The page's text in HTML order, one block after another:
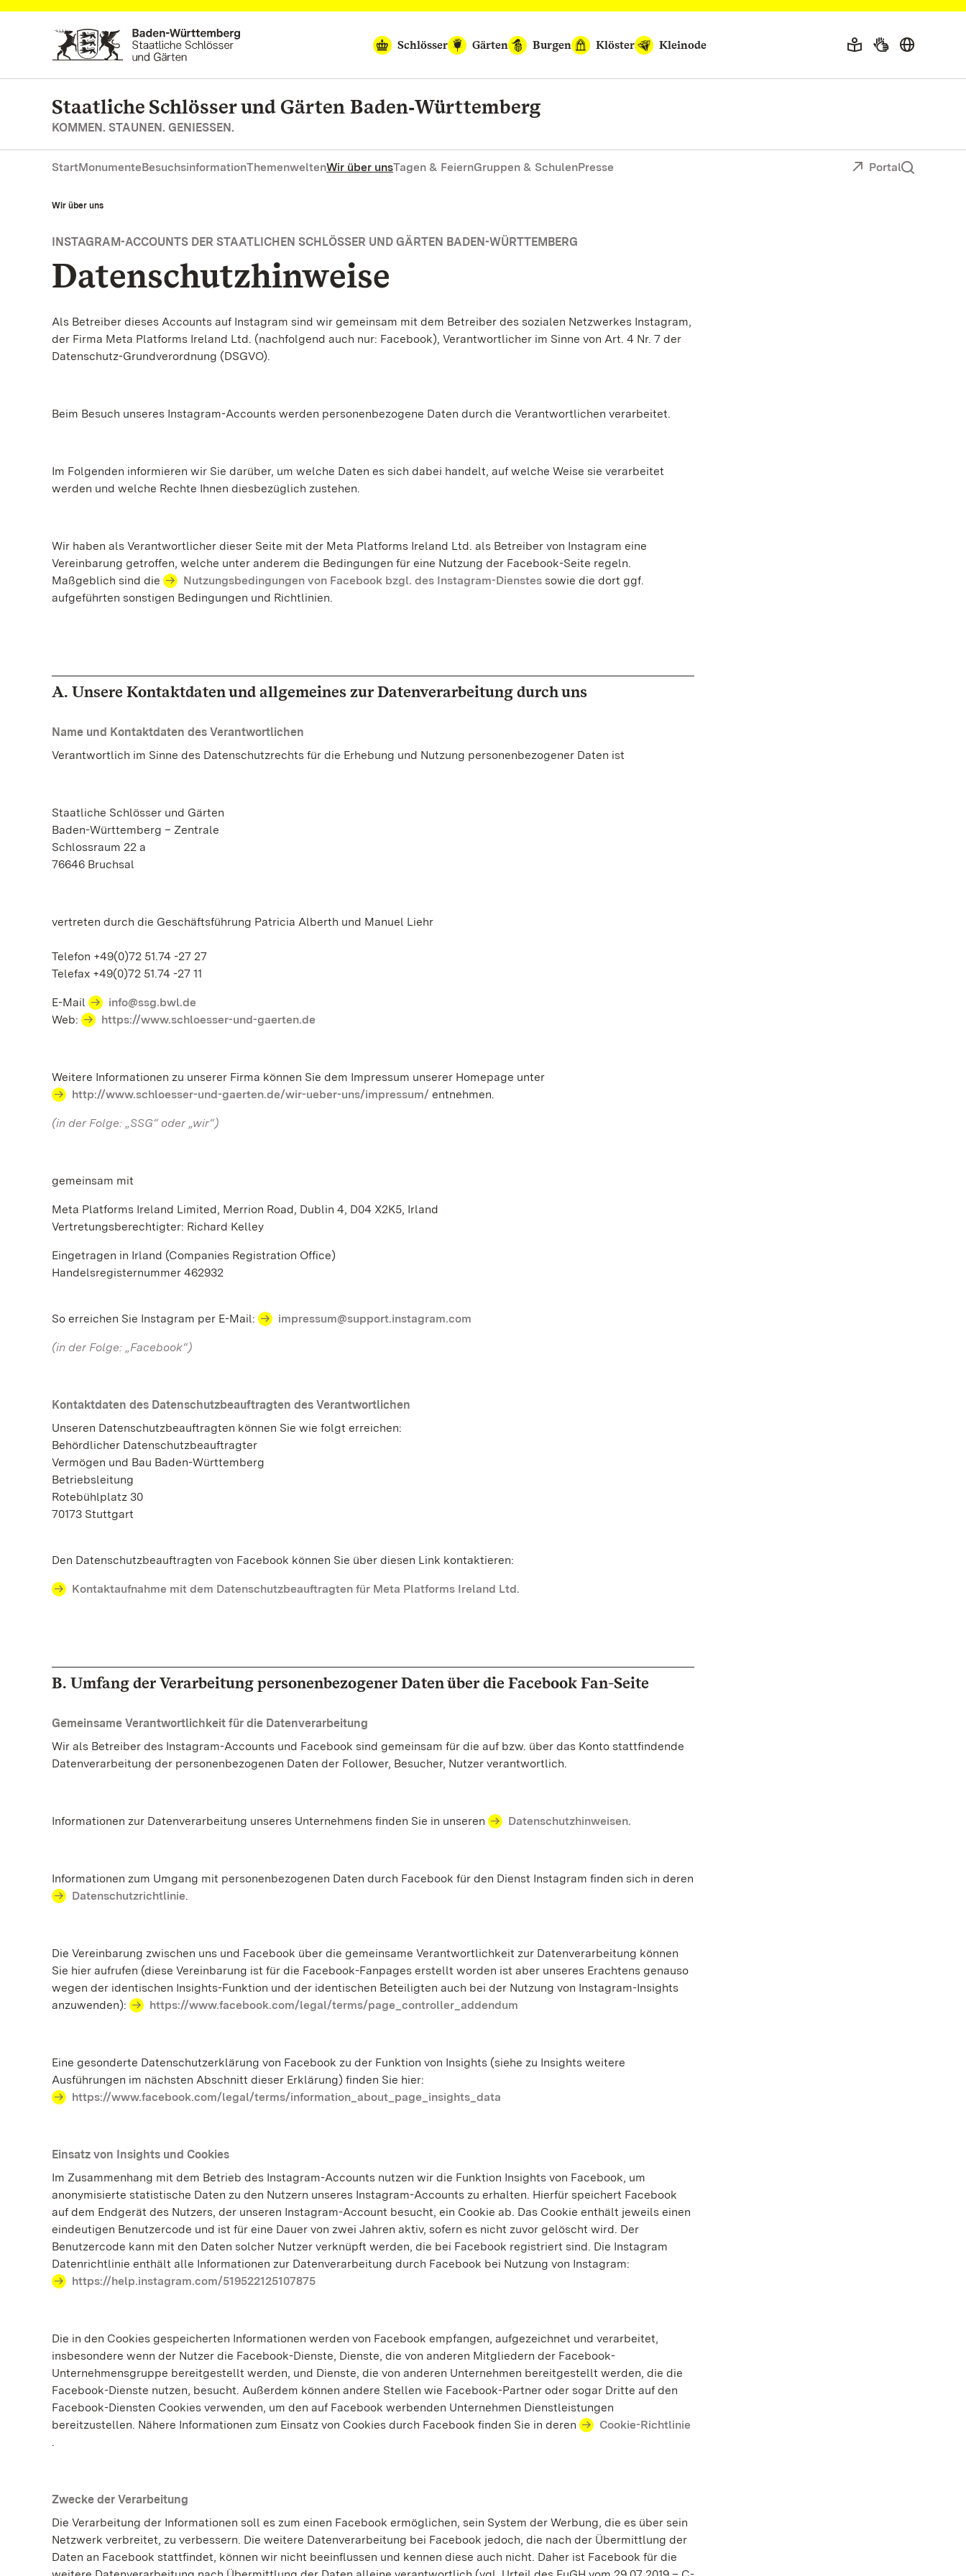
Zum Hauptinhalt springen
Schlösser
Gärten Burgen Klöster Kleinode
Staatliche Schlösser und Gärten Baden‑Württemberg
KOMMEN. STAUNEN. GENIESSEN.
StartMonumenteBesuchsinformationThemenweltenWir über unsTagen & FeiernGruppen & SchulenPresse Portal
Wir über uns
INSTAGRAM-ACCOUNTS DER STAATLICHEN SCHLÖSSER UND GÄRTEN BADEN-WÜRTTEMBERG
Datenschutzhinweise
Als Betreiber dieses Accounts auf Instagram sind wir gemeinsam mit dem Betreiber des sozialen Netzwerkes Instagram,
der Firma Meta Platforms Ireland Ltd. (nachfolgend auch nur: Facebook), Verantwortlicher im Sinne von Art. 4 Nr. 7 der
Datenschutz-Grundverordnung (DSGVO).
Beim Besuch unseres Instagram-Accounts werden personenbezogene Daten durch die Verantwortlichen verarbeitet.
Im Folgenden informieren wir Sie darüber, um welche Daten es sich dabei handelt, auf welche Weise sie verarbeitet
werden und welche Rechte Ihnen diesbezüglich zustehen.
Wir haben als Verantwortlicher dieser Seite mit der Meta Platforms Ireland Ltd. als Betreiber von Instagram eine
Vereinbarung getroffen, welche unter anderem die Bedingungen für eine Nutzung der Facebook-Seite regeln.
Maßgeblich sind die
Nutzungsbedingungen von Facebook bzgl. des Instagram-Dienstes sowie die dort ggf.
aufgeführten sonstigen Bedingungen und Richtlinien.
A. Unsere Kontaktdaten und allgemeines zur Datenverarbeitung durch uns
Name und Kontaktdaten des Verantwortlichen
Verantwortlich im Sinne des Datenschutzrechts für die Erhebung und Nutzung personenbezogener Daten ist
Staatliche Schlösser und Gärten
Baden-Württemberg – Zentrale
Schlossraum 22 a
76646 Bruchsal
vertreten durch die Geschäftsführung Patricia Alberth und Manuel Liehr
Telefon +49(0)72 51.74 -27 27
Telefax +49(0)72 51.74 -27 11
E-Mail
info@ssg.bwl.de
Web:
https://www.schloesser-und-gaerten.de
Weitere Informationen zu unserer Firma können Sie dem Impressum unserer Homepage unter
http://www.schloesser-und-gaerten.de/wir-ueber-uns/impressum/ entnehmen.
(in der Folge: „SSG“ oder „wir“)
gemeinsam mit
Meta Platforms Ireland Limited, Merrion Road, Dublin 4, D04 X2K5, Irland
Vertretungsberechtigter: Richard Kelley
Eingetragen in Irland (Companies Registration Office)
Handelsregisternummer 462932
So erreichen Sie Instagram per E-Mail: impressum@support.instagram.com
(in der Folge: „Facebook“)
Kontaktdaten des Datenschutzbeauftragten des Verantwortlichen
Unseren Datenschutzbeauftragten können Sie wie folgt erreichen:
Behördlicher Datenschutzbeauftragter
Vermögen und Bau Baden-Württemberg
Betriebsleitung
Rotebühlplatz 30
70173 Stuttgart
Den Datenschutzbeauftragten von Facebook können Sie über diesen Link kontaktieren:
Kontaktaufnahme mit dem Datenschutzbeauftragten für Meta Platforms Ireland Ltd.
B. Umfang der Verarbeitung personenbezogener Daten über die Facebook Fan-Seite
Gemeinsame Verantwortlichkeit für die Datenverarbeitung
Wir als Betreiber des Instagram-Accounts und Facebook sind gemeinsam für die auf bzw. über das Konto stattfindende
Datenverarbeitung der personenbezogenen Daten der Follower, Besucher, Nutzer verantwortlich.
Informationen zur Datenverarbeitung unseres Unternehmens finden Sie in unseren Datenschutzhinweisen.
Informationen zum Umgang mit personenbezogenen Daten durch Facebook für den Dienst Instagram finden sich in deren
Datenschutzrichtlinie.
Die Vereinbarung zwischen uns und Facebook über die gemeinsame Verantwortlichkeit zur Datenverarbeitung können
Sie hier aufrufen (diese Vereinbarung ist für die Facebook-Fanpages erstellt worden ist aber unseres Erachtens genauso
wegen der identischen Insights-Funktion und der identischen Beteiligten auch bei der Nutzung von Instagram-Insights
anzuwenden):
https://www.facebook.com/legal/terms/page_controller_addendum
Eine gesonderte Datenschutzerklärung von Facebook zu der Funktion von Insights (siehe zu Insights weitere
Ausführungen im nächsten Abschnitt dieser Erklärung) finden Sie hier:
https://www.facebook.com/legal/terms/information_about_page_insights_data
Einsatz von Insights und Cookies
Im Zusammenhang mit dem Betrieb des Instagram-Accounts nutzen wir die Funktion Insights von Facebook, um
anonymisierte statistische Daten zu den Nutzern unseres Instagram-Accounts zu erhalten. Hierfür speichert Facebook
auf dem Endgerät des Nutzers, der unseren Instagram-Account besucht, ein Cookie ab. Das Cookie enthält jeweils einen
eindeutigen Benutzercode und ist für eine Dauer von zwei Jahren aktiv, sofern es nicht zuvor gelöscht wird. Der
Benutzercode kann mit den Daten solcher Nutzer verknüpft werden, die bei Facebook registriert sind. Die Instagram
Datenrichtlinie enthält alle Informationen zur Datenverarbeitung durch Facebook bei Nutzung von Instagram:
https://help.instagram.com/519522125107875
Die in den Cookies gespeicherten Informationen werden von Facebook empfangen, aufgezeichnet und verarbeitet,
insbesondere wenn der Nutzer die Facebook-Dienste, Dienste, die von anderen Mitgliedern der Facebook-
Unternehmensgruppe bereitgestellt werden, und Dienste, die von anderen Unternehmen bereitgestellt werden, die die
Facebook-Dienste nutzen, besucht. Außerdem können andere Stellen wie Facebook-Partner oder sogar Dritte auf den
Facebook-Diensten Cookies verwenden, um den auf Facebook werbenden Unternehmen Dienstleistungen
bereitzustellen. Nähere Informationen zum Einsatz von Cookies durch Facebook finden Sie in deren
Cookie-Richtlinie
.
Zwecke der Verarbeitung
Die Verarbeitung der Informationen soll es zum einen Facebook ermöglichen, sein System der Werbung, die es über sein
Netzwerk verbreitet, zu verbessern. Die weitere Datenverarbeitung bei Facebook jedoch, die nach der Übermittlung der
Daten an Facebook stattfindet, können wir nicht beeinflussen und kennen diese auch nicht. Daher ist Facebook für die